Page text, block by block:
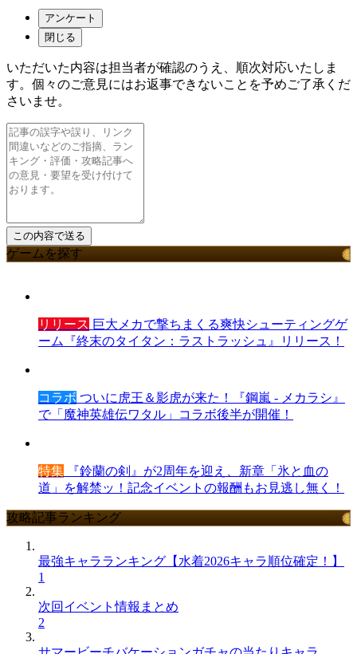
アンケート
閉じる
いただいた内容は担当者が確認のうえ、順次対応いたしま
す。個々のご意見にはお返事できないことを予めご了承くだ
さいませ。
ゲームを探す
リリース 巨大メカで撃ちまくる爽快シューティングゲ
ーム『終末のタイタン：ラストラッシュ』リリース！
コラボ ついに虎王＆影虎が来た！『鋼嵐 - メカラシ』
で「魔神英雄伝ワタル」コラボ後半が開催！
特集 『鈴蘭の剣』が2周年を迎え、新章「氷と血の
道」を解禁ッ！記念イベントの報酬もお見逃し無く！
攻略記事ランキング
最強キャラランキング【水着2026キャラ順位確定！】
1
次回イベント情報まとめ
2